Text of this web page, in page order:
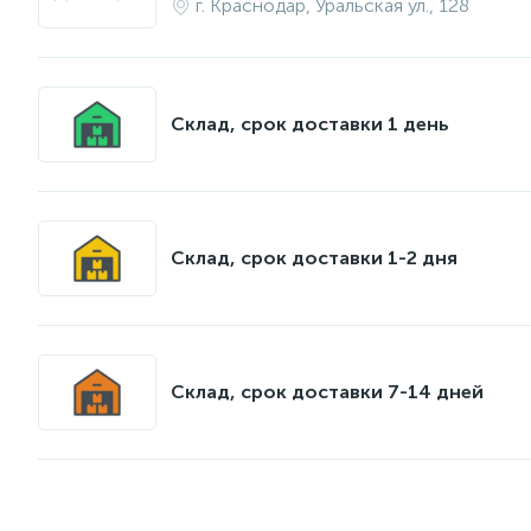
г. Краснодар, Уральская ул., 128
Склад, срок доставки 1 день
Склад, срок доставки 1-2 дня
Склад, срок доставки 7-14 дней